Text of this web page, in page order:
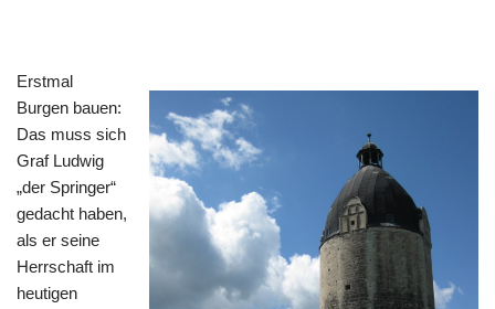
Erstmal
Burgen bauen:
Das muss sich
Graf Ludwig
„der Springer“
gedacht haben,
als er seine
Herrschaft im
heutigen